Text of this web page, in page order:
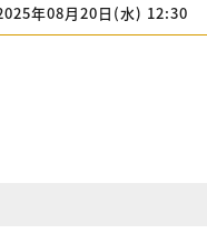
年08月20日(水) 12:30